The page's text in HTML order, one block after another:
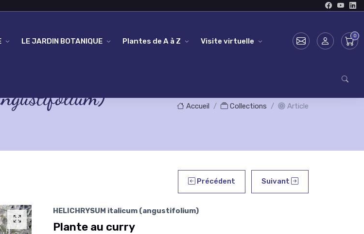
LE JARDIN BOTANIQUE Plantes de A à Z Visite virtuelle
Accueil Collections Article
Précédent Suivant
HELICHRYSUM italicum (angustifolium)
Plante au curry